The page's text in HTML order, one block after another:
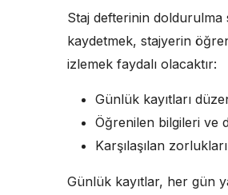
Staj defterinin
kaydetmek, stajyerin
izlemek faydalı olacaktır:
Günlük kayıtları
Öğrenilen bilgileri ve
Karşılaşılan
Günlük kayıtlar, her gün